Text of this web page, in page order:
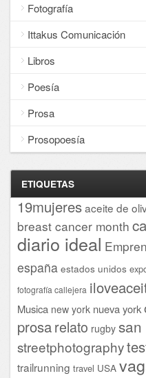
Fotografía
Ittakus Comunicación
Libros
Poesía
Prosa
Prosopoesía
ETIQUETAS
19mujeresaceite de
breast cancer month
diario ideal
españa estados unidos
fotografía callejera
Musica new york nueva york
prosarelato rugby
streetphotography
trailrunning travel USA